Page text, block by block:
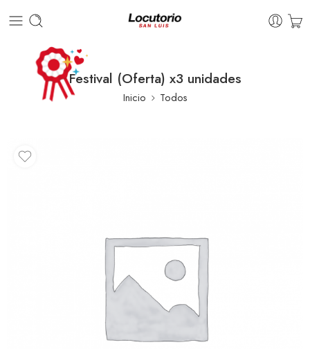
Festival (Oferta) x3 unidades
Inicio Todos